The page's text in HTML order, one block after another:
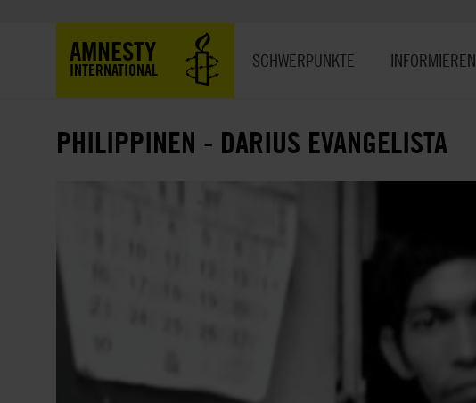
AMNESTY
INTERNATIONAL SCHWERPUNKTE INFORMIEREN
PHILIPPINEN - DARIUS EVANGELISTA